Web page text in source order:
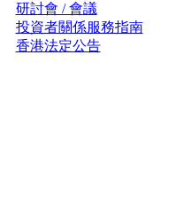
研討會 / 會議
投資者關係服務指南
香港法定公告